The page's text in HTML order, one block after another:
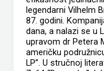
legendarni Vilhelm
87. godini.
dana, a nalazi se u
upravom dr Petera
američku
LP”. U stručnoj